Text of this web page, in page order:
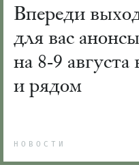
Впереди
для вас
на 8-9 августа
и рядом
НОВОСТИ